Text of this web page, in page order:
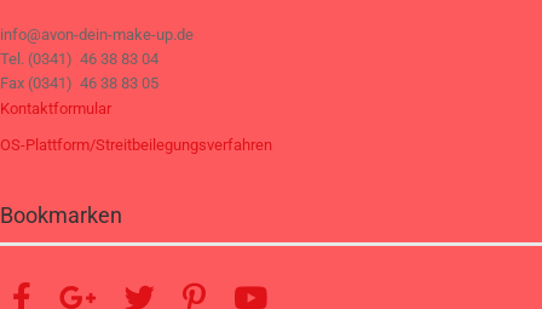
info@avon-dein-make-up.de
Tel. (0341) 46 38 83 04
Fax (0341) 46 38 83 05
Kontaktformular
OS-Plattform/Streitbeilegungsverfahren
Bookmarken